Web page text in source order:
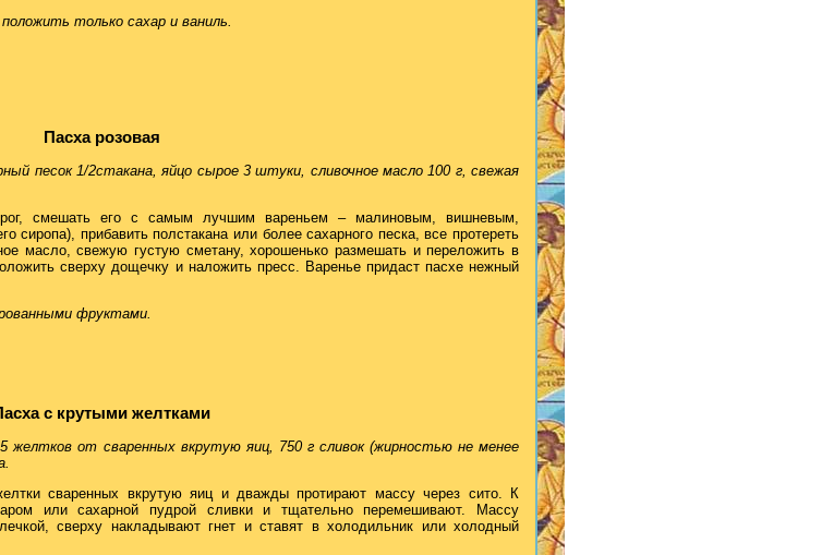
только сахар и ваниль.
Пасха розовая
песок 1/2стакана, яйцо сырое 3 штуки, сливочное масло 100 г, свежая
смешать его с самым лучшим вареньем – малиновым, вишневым,
прибавить полстакана или более сахарного песка, все протереть
масло, свежую густую сметану, хорошенько размешать и переложить в
сверху дощечку и наложить пресс. Варенье придаст пасхе нежный
фруктами.
с крутыми желтками
желтков от сваренных вкрутую яиц, 750 г сливок (жирностью не менее
сваренных вкрутую яиц и дважды протирают массу через сито. К
или сахарной пудрой сливки и тщательно перемешивают. Массу
сверху накладывают гнет и ставят в холодильник или холодный